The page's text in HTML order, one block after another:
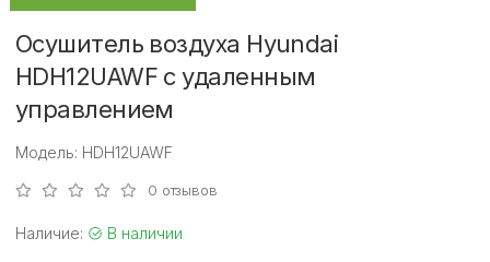
Осушитель воздуха Hyundai
HDH12UAWF с удаленным
управлением
Модель: HDH12UAWF
0 отзывов
Наличие: В наличии